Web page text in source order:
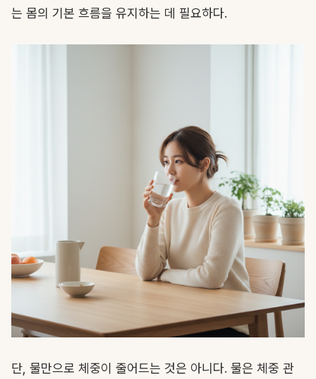
는 몸의 기본 흐름을 유지하는 데 필요하다.
단, 물만으로 체중이 줄어드는 것은 아니다. 물은 체중 관